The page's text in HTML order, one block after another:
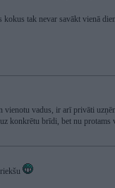
tak nevar savākt vienā
vienotu vadus, ir arī privāti
konkrētu brīdi, bet nu protams